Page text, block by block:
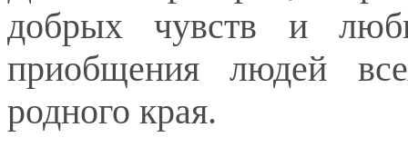
добрых чувств и
приобщения людей
родного края.